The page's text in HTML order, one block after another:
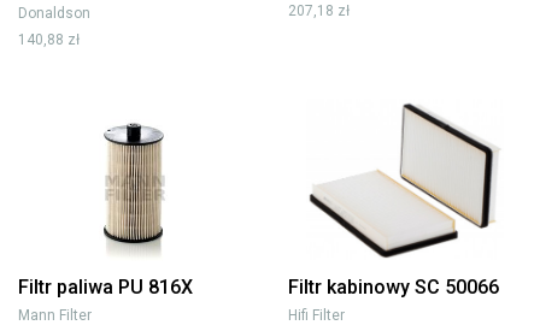
Donaldson
140,88 zł
207,18 zł
Filtr paliwa PU 816X
Mann Filter
Filtr kabinowy SC 50066
Hifi Filter